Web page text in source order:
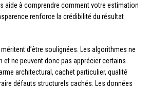
aide à comprendre comment votre estimation
renforce la crédibilité du résultat
d’être soulignées. Les algorithmes ne
et ne peuvent donc pas apprécier certains
architectural, cachet particulier, qualité
défauts structurels cachés. Les données